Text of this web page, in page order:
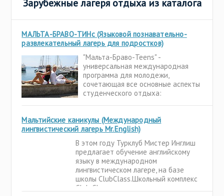
Новгородская область
Пермский край
Псковская область
Ростовская область
Рязанская область
Самарская область
Смоленская область
Тверская область
Ульяновская область
Италия
Кипр
Китай
Латвия
Литва
Мальта
Молдова
Польша
Сербия
Сингапур
Турция
Зарубежные лагеря отдыха из каталога
МАЛЬТА-БРАВО-ТИНс (Языковой познавательно-
развлекательный лагерь для подростков)
"Мальта-Браво-Teens" -
универсальная международная
программа для молодежи,
сочетающая все основные аспекты
студенческого отдыха:
другими студентами из Европы,
обучение английскому в
международных группах, а также
пляжные вечеринки,
Мальтийские каникулы (Международный
лингвистический лагерь Mr.English)
В этом году Турклуб Мистер Инглиш
предлагает обучение английскому
языку в международном
лингвистическом лагере, на базе
школы СlubСlass.Школьный комплекс
Club Class находится в центре